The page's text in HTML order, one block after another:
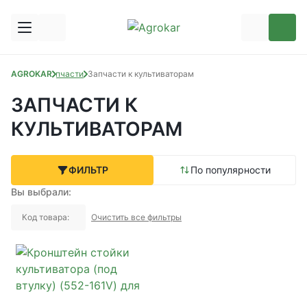
AGROKARЗапчасти Запчасти к культиваторам
ЗАПЧАСТИ К
КУЛЬТИВАТОРАМ
ФИЛЬТР
По популярности
Вы выбрали:
Код товара: Очистить все фильтры